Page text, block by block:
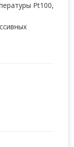
Pt100,